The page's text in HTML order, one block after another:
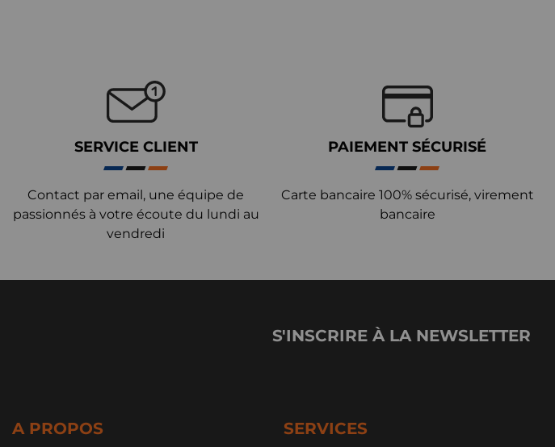
SERVICE CLIENT
Contact par email, une équipe de
passionnés à votre écoute du lundi au
vendredi
PAIEMENT SÉCURISÉ
Carte bancaire 100% sécurisé, virement
bancaire
S'INSCRIRE À LA NEWSLETTER
A PROPOS SERVICES